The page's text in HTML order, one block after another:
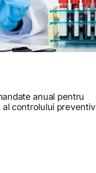
anual pentru
al controlului preventiv